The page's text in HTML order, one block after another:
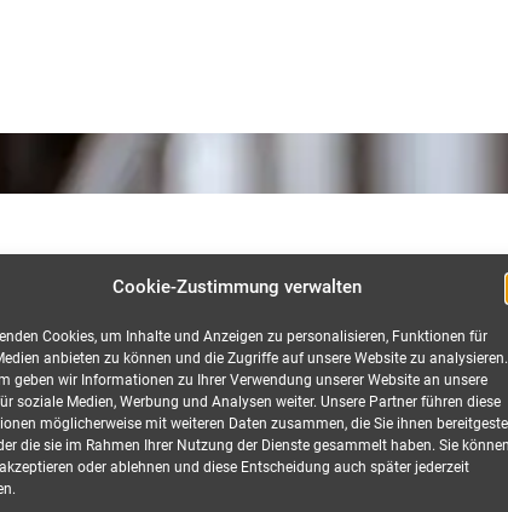
Cookie-Zustimmung verwalten
Cookies, um Inhalte und Anzeigen zu personalisieren, Funktionen für
anbieten zu können und die Zugriffe auf unsere Website zu analysieren.
geben wir Informationen zu Ihrer Verwendung unserer Website an unsere
soziale Medien, Werbung und Analysen weiter. Unsere Partner führen diese
möglicherweise mit weiteren Daten zusammen, die Sie ihnen
die sie im Rahmen Ihrer Nutzung der Dienste gesammelt haben. Sie
oder ablehnen und diese Entscheidung auch später jederzeit
2,0 Meter mieten